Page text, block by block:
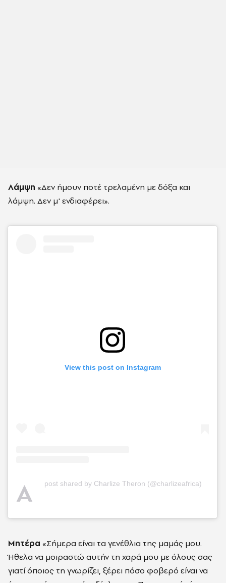
Λάμψη «Δεν ήμουν ποτέ τρελαμένη με δόξα και
λάμψη. Δεν μ' ενδιαφέρει».
View this post on Instagram
A post shared by Charlize Theron (@charlizeafrica)
Μητέρα «Σήμερα είναι τα γενέθλια της μαμάς μου.
Ήθελα να μοιραστώ αυτήν τη χαρά μου με όλους σας
γιατί όποιος τη γνωρίζει, ξέρει πόσο φοβερό είναι να